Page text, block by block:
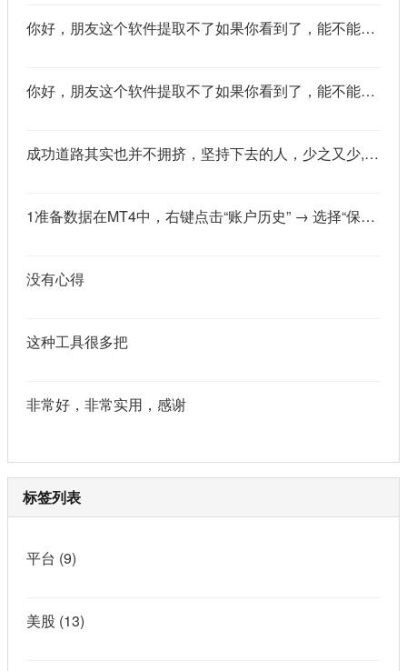
你好，朋友这个软件提取不了如果你看到了，能不能把这个纯净版的发我邮箱里不
你好，朋友这个软件提取不了如果你看到了，能不能把这个纯净版的发我邮箱里不
成功道路其实也并不拥挤，坚持下去的人，少之又少,说的真好
1准备数据在MT4中，右键点击“账户历史” → 选择“保存为详细户口结单” → 保存为一个HTML文件。用Excel打开这个HTML文件，或者打开它并复制全部内容，粘贴到一个空白Excel工作表中。2使用你的.xlsm文件打开你已经保存好的“MT4报表合并神器.xlsm”文件。将上一步中未处理的两行数据，复制并粘贴到这个.xlsm文件的第一个工作表中。3运行宏在Excel中，按快捷键 Alt + F8 打开“宏”对话框。选择名为 MergeMT4Statement_Ultimate 的宏，然后点击“执行”或“运行”。4完成宏运行后，你会发现原本错位成两行的数据，已经自动合并成一行了。
没有心得
这种工具很多把
非常好，非常实用，感谢
标签列表
平台 (9)
美股 (13)